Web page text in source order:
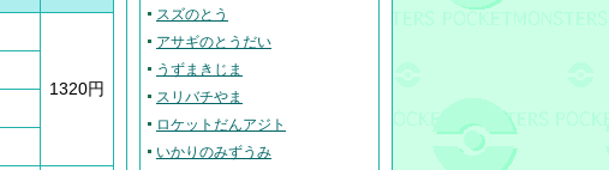
1320円
スズのとう
アサギのとうだい
うずまきじま
スリバチやま
ロケットだんアジト
いかりのみずうみ